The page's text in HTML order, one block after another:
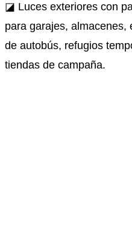
◪ Luces exteriores con
para garajes, almacenes,
de autobús, refugios
tiendas de campaña.